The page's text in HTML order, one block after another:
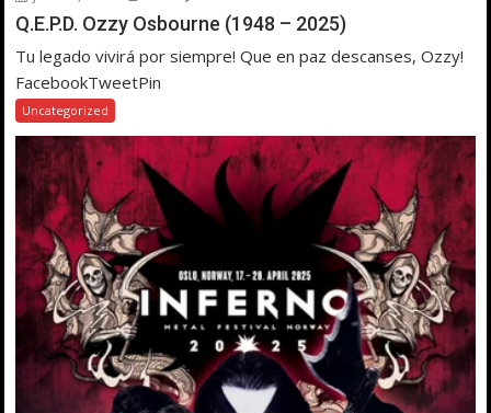
Q.E.P.D. Ozzy Osbourne (1948 – 2025)
Tu legado vivirá por siempre! Que en paz descanses, Ozzy!
FacebookTweetPin
Uncategorized